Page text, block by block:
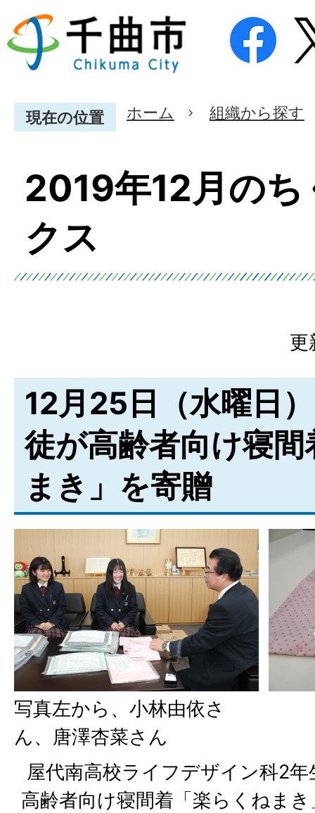
現在の位置 ホーム 組織から探す
2019年12月のち
クス
更
12月25日（水曜日
徒が高齢者向け寝
まき」を寄贈
写真左から、小林由依さ
ん、唐澤杏菜さん
屋代南高校ライフデザイン科2
高齢者向け寝間着「楽らくねま